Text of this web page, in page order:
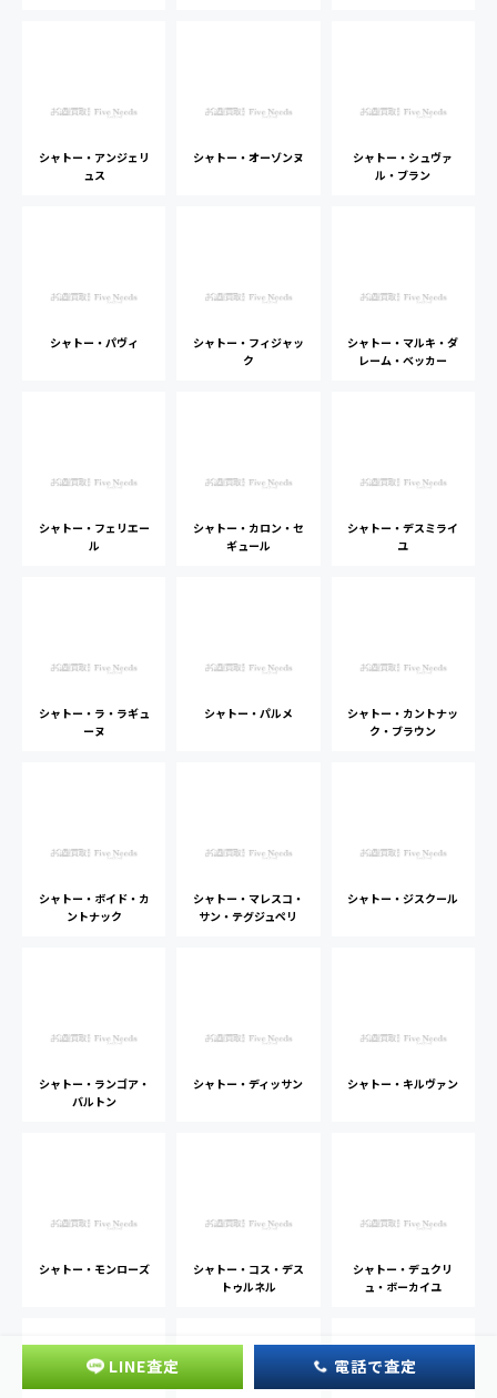
シャトー・アンジェリ
ュス
シャトー・オーゾンヌ
シャトー・シュヴァ
ル・ブラン
シャトー・パヴィ
シャトー・フィジャッ
ク
シャトー・マルキ・ダ
レーム・ベッカー
シャトー・フェリエー
ル
シャトー・カロン・セ
ギュール
シャトー・デスミライ
ユ
シャトー・ラ・ラギュ
ーヌ
シャトー・パルメ
シャトー・カントナッ
ク・ブラウン
シャトー・ボイド・カ
ントナック
シャトー・マレスコ・
サン・テグジュペリ
シャトー・ジスクール
シャトー・ランゴア・
バルトン
シャトー・ディッサン シャトー・キルヴァン
シャトー・モンローズ
シャトー・コス・デス
トゥルネル
シャトー・デュクリ
ュ・ボーカイユ
LINE査定 電話で査定